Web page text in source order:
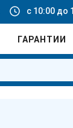
с 10:00 до
ГАРАНТИИ